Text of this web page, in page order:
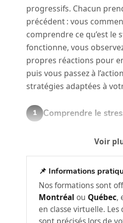
progressifs. Chacun
précédent : vous
comprendre ce qu’est le
fonctionne, vous
propres réactions pour
puis vous passez à
stratégies adaptées à
1 Comprendre le
comprendre comment il
premier atelier pose les
ce qui se passe dans
cerveau et votre système
Ce qu’est le stress
Voir
📌 Informations
Nos formations sont
Montréal ou Québec,
en classe virtuelle.